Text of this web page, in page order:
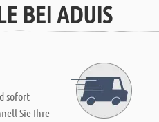
BEI ADUIS
sofort
Sie Ihre